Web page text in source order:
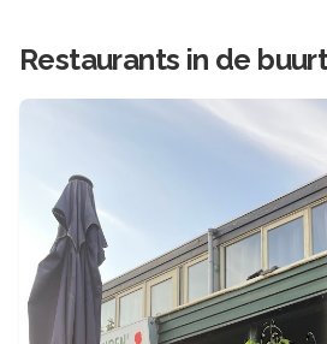
Restaurants in de